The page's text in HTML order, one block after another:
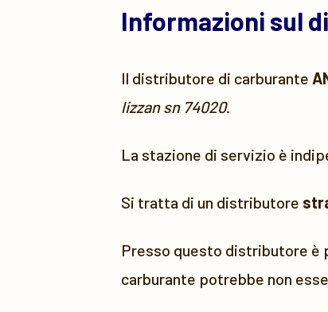
Informazioni sul
Il distributore di carburante
lizzan sn 74020.
La stazione di servizio è
Si tratta di un distributore
Presso questo distributore è
carburante potrebbe non